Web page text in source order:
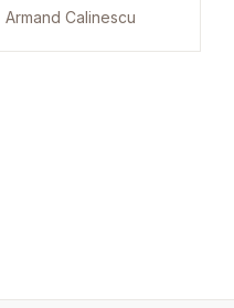
Armand Calinescu